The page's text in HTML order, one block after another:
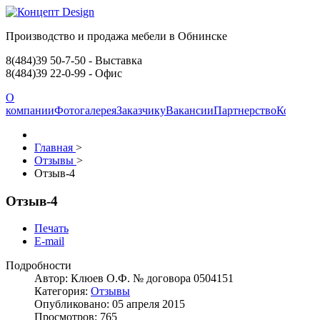
Производство и продажа мебели в Обнинске
8(484)39 50-7-50 - Выставка
8(484)39 22-0-99 - Офис
О
компанииФотогалереяЗаказчикуВакансииПартнерство
Главная >
Отзывы >
Отзыв-4
Отзыв-4
Печать
E-mail
Подробности
Автор: Клюев О.Ф. № договора 0504151
Категория: Отзывы
Опубликовано: 05 апреля 2015
Просмотров: 765